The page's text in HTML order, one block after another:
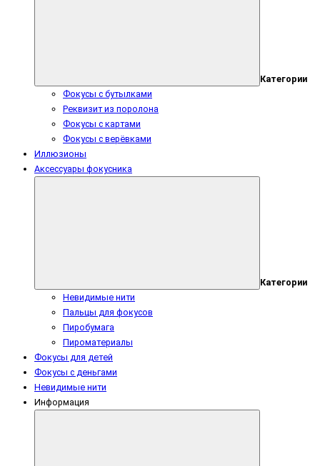
Категории
Фокусы с бутылками
Реквизит из поролона
Фокусы с картами
Фокусы с верёвками
Иллюзионы
Аксессуары фокусника
Категории
Невидимые нити
Пальцы для фокусов
Пиробумага
Пироматериалы
Фокусы для детей
Фокусы с деньгами
Невидимые нити
Информация